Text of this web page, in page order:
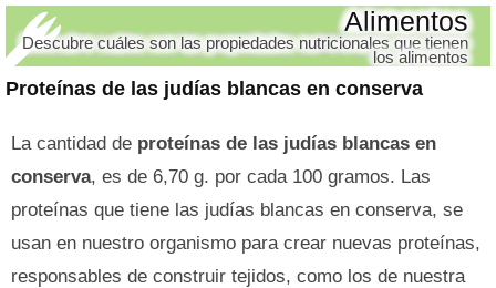
Proteínas de las judías blancas en conserva
Alimentos
Descubre cuáles son las propiedades nutricionales que tienen
los alimentos
La cantidad de proteínas de las judías blancas en
conserva, es de 6,70 g. por cada 100 gramos. Las
proteínas que tiene las judías blancas en conserva, se
usan en nuestro organismo para crear nuevas proteínas,
responsables de construir tejidos, como los de nuestra